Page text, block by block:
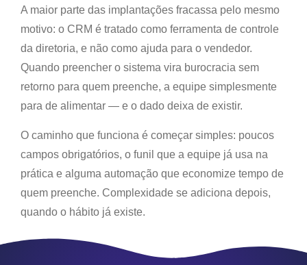
A maior parte das implantações fracassa pelo mesmo
motivo: o CRM é tratado como ferramenta de controle
da diretoria, e não como ajuda para o vendedor.
Quando preencher o sistema vira burocracia sem
retorno para quem preenche, a equipe simplesmente
para de alimentar — e o dado deixa de existir.
O caminho que funciona é começar simples: poucos
campos obrigatórios, o funil que a equipe já usa na
prática e alguma automação que economize tempo de
quem preenche. Complexidade se adiciona depois,
quando o hábito já existe.